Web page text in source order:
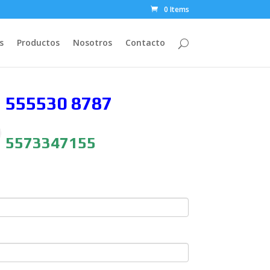
0 Items
Productos Nosotros Contacto
555530 8787
5573347155